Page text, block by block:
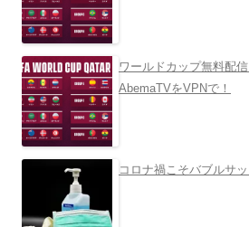
ワールドカップ無料配
AbemaTVをVPNで！
コロナ禍こそバブルサ